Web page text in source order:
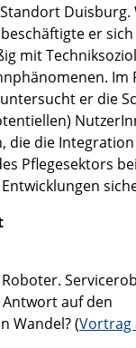
Duisburg.
er sich
mit
Im
er die
die die
Pflegesektors
Antwort auf den
Wandel? (Vortrag